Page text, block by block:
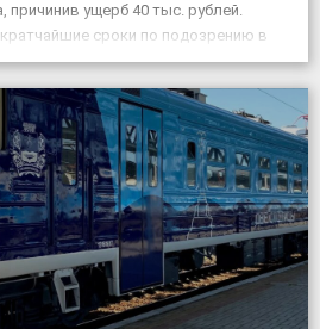
причинив ущерб 40 тыс. рублей.
сроки по подозрению в
задержаны двое […]